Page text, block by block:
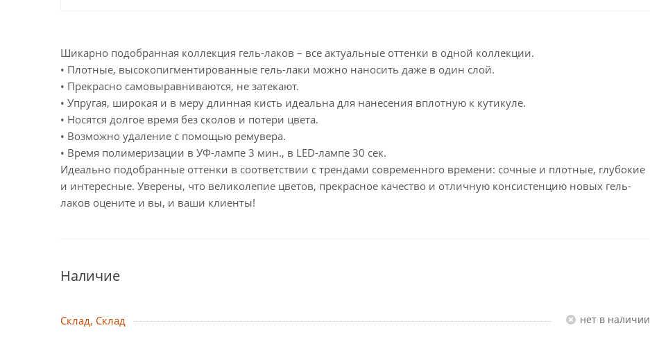
Шикарно подобранная коллекция гель-лаков – все актуальные оттенки в одной коллекции.
• Плотные, высокопигментированные гель-лаки можно наносить даже в один слой.
• Прекрасно самовыравниваются, не затекают.
• Упругая, широкая и в меру длинная кисть идеальна для нанесения вплотную к кутикуле.
• Носятся долгое время без сколов и потери цвета.
• Возможно удаление с помощью ремувера.
• Время полимеризации в УФ-лампе 3 мин., в LED-лампе 30 сек.
Идеально подобранные оттенки в соответствии с трендами современного времени: сочные и плотные, глубокие
и интересные. Уверены, что великолепие цветов, прекрасное качество и отличную консистенцию новых гель-
лаков оцените и вы, и ваши клиенты!
Наличие
Склад, Склад Нет в наличии